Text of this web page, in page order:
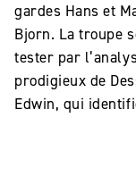
gardes Hans et
Bjorn. La troupe
tester par
prodigieux de
Edwin, qui